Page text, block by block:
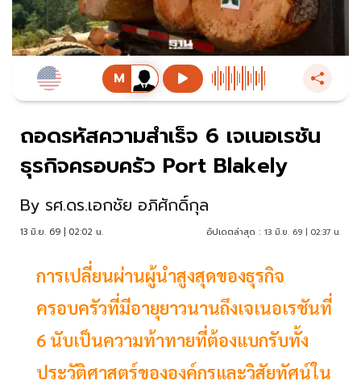
ถอดรหัสความสำเร็จ 6 เจเนอเรชัน
ธุรกิจครอบครัว Port Blakely
By รศ.ดร.เอกชัย อภิศักดิ์กุล
13 มิ.ย. 69 | 02:02 น. อัปเดตล่าสุด : 13 มิ.ย. 69 | 02:37 น.
การเปลี่ยนผ่านผู้นำสูงสุดของธุรกิจ
ครอบครัวที่มีอายุยาวนานถึงเจเนอเรชันที่
6 นับเป็นความท้าทายที่ต้องแบกรับทั้ง
ประวัติศาสตร์ขององค์กรและวิสัยทัศน์ใน